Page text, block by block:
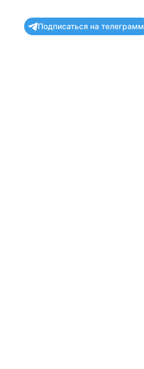
Подписаться на телеграмм